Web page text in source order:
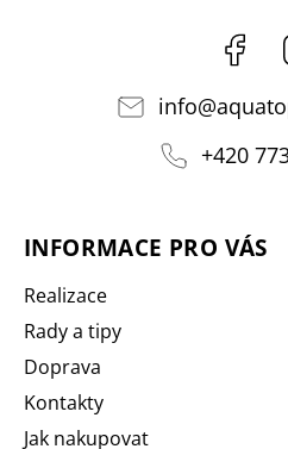
info@
+420
INFORMACE PRO VÁS
Realizace
Rady a tipy
Doprava
Kontakty
Jak nakupovat